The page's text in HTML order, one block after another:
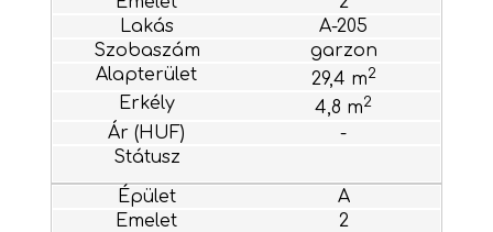
A-205
garzon
29,4 m2
4,8 m2
-
A
2